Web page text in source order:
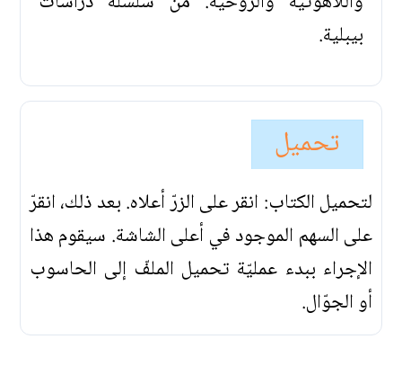
بيبلية.
تحميل
لتحميل الكتاب: انقر على الزرّ أعلاه. بعد ذلك، انقرّ
على السهم الموجود في أعلى الشاشة. سيقوم هذا
الإجراء ببدء عمليّة تحميل الملفّ إلى الحاسوب
أو الجوّال.